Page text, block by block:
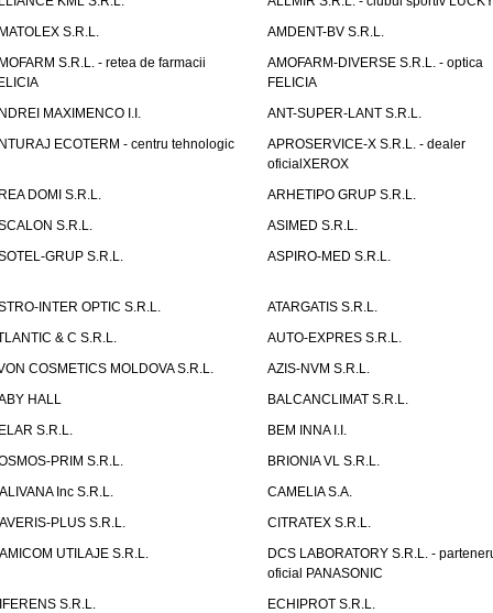
S.R.L.
AMDENT-BV S.R.L.
S.R.L. - retea de farmacii
AMOFARM-DIVERSE S.R.L. - optica
FELICIA
MAXIMENCO I.I.
ANT-SUPER-LANT S.R.L.
ECOTERM - centru tehnologic
APROSERVICE-X S.R.L. - dealer
oficialXEROX
DOMI S.R.L.
ARHETIPO GRUP S.R.L.
S.R.L.
ASIMED S.R.L.
GRUP S.R.L.
ASPIRO-MED S.R.L.
INTER OPTIC S.R.L.
ATARGATIS S.R.L.
& C S.R.L.
AUTO-EXPRES S.R.L.
COSMETICS MOLDOVA S.R.L.
AZIS-NVM S.R.L.
HALL
BALCANCLIMAT S.R.L.
S.R.L.
BEM INNA I.I.
PRIM S.R.L.
BRIONIA VL S.R.L.
Inc S.R.L.
CAMELIA S.A.
PLUS S.R.L.
CITRATEX S.R.L.
UTILAJE S.R.L.
DCS LABORATORY S.R.L. -
oficial PANASONIC
S.R.L.
ECHIPROT S.R.L.